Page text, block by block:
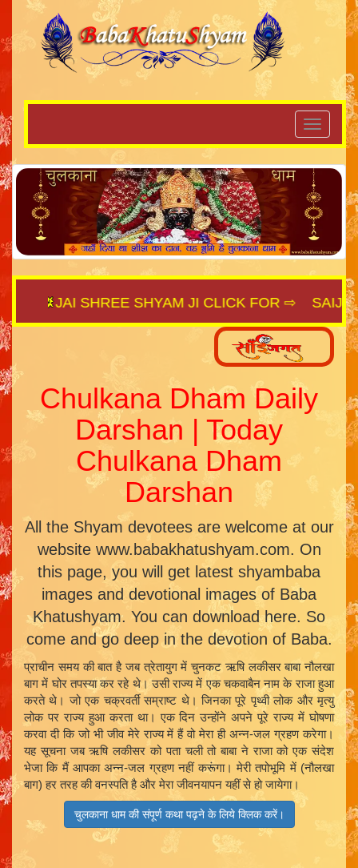
JAI SHREE SHYAM JI CLICK FOR ⇨
Chulkana Dham Daily
Darshan | Today
Chulkana Dham
Darshan
All the Shyam devotees are welcome at our
website www.babakhatushyam.com. On
this page, you will get latest shyambaba
images and devotional images of Baba
Khatushyam. You can download here. So
come and go deep in the devotion of Baba.
प्राचीन समय की बात है जब त्रेतायुग में चुनकट ऋषि लकीसर बाबा नौलखा
बाग में घोर तपस्या कर रहे थे। उसी राज्य में एक चकवाबैन नाम के राजा हुआ
करते थे। जो एक चक्रवर्ती सम्राष्ट थे। जिनका पूरे पृथ्वी लोक और मृत्यु
लोक पर राज्य हुआ करता था। एक दिन उन्होंने अपने पूरे राज्य में घोषणा
करवा दी कि जो भी जीव मेरे राज्य में हैं वो मेरा ही अन्न-जल ग्रहण करेगा।
यह सूचना जब ऋषि लकीसर को पता चली तो बाबा ने राजा को एक संदेश
भेजा कि मैं आपका अन्न-जल ग्रहण नहीं करूंगा। मेरी तपोभूमि में (नौलखा
बाग) हर तरह की वनस्पति है और मेरा जीवनयापन यहीं से हो जायेगा।
चुलकाना धाम की संपूर्ण कथा पढ़ने के लिये क्लिक करें।